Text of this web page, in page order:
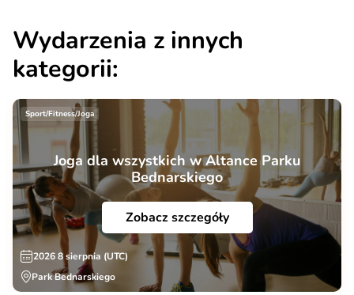
Wydarzenia z innych
kategorii:
Sport/Fitness/Joga
Joga dla wszystkich w Altance Parku
Bednarskiego
Zobacz szczegóły
2026 8 sierpnia (UTC)
Park Bednarskiego